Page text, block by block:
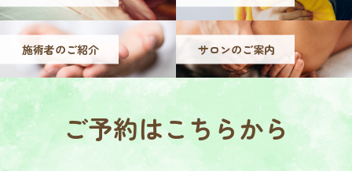
施術者のご紹介 サロンのご案内
ご予約はこちらから